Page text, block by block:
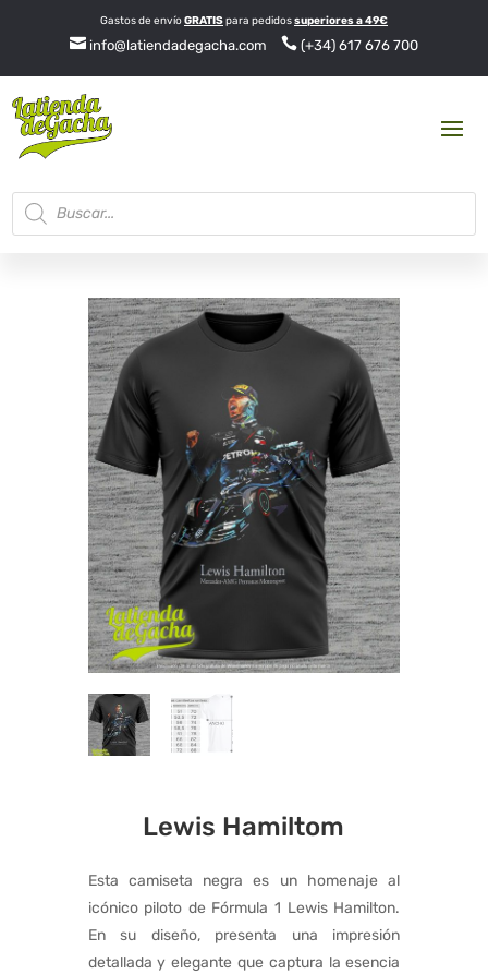
Gastos de envíoGRATISpara pedidossuperiores a 49€
info@latiendadegacha.com (+34) 617 676 700
Búsqueda
de
productos
Lewis Hamiltom
Esta camiseta negra es un homenaje al
icónico piloto de Fórmula 1 Lewis Hamilton.
En su diseño, presenta una impresión
detallada y elegante que captura la esencia